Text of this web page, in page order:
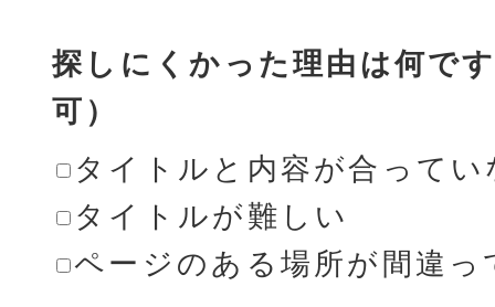
探しにくかった理由は何で
可）
タイトルと内容が合ってい
タイトルが難しい
ページのある場所が間違っ